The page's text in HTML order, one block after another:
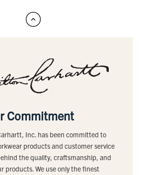
Commitment
Inc. has been committed to
products and customer service
the quality, craftsmanship, and
products. We use only the finest